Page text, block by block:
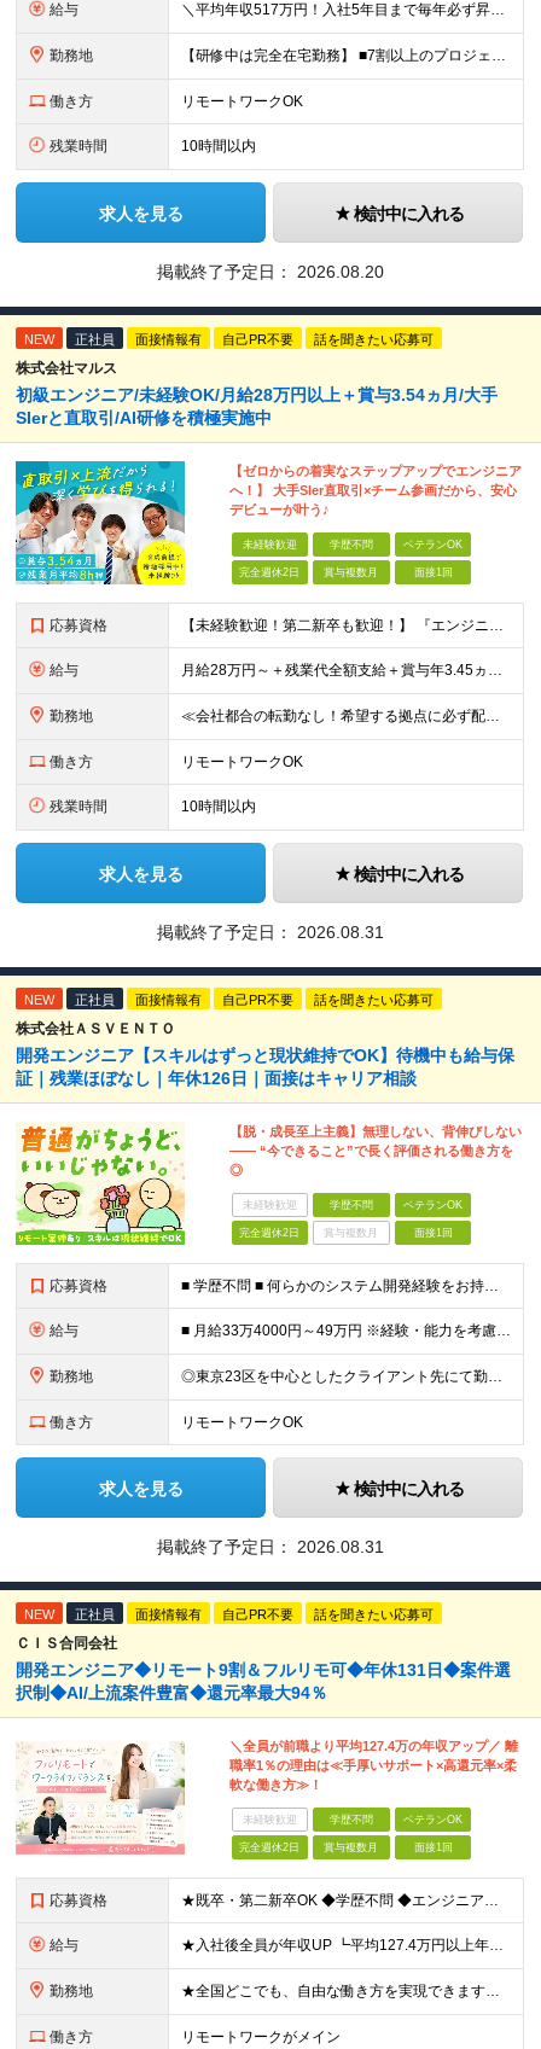
給与 ＼平均年収517万円！入社5年目まで毎年必ず昇給／ ■賞与年3回 ■年収800万円以上も可 ■入社3年以上の平均年収469.2万円 月給23万2000円以上＋賞与年3回＋各種手当 ☆入社5年目まで最
勤務地 【研修中は完全在宅勤務】 ■7割以上のプロジェクトでリモートワークを導入 ■フルリモートもあり ■一都三県のプロジェクト先 ■転居を伴う転勤なし ＜プロジェクト先＞ 東京・神奈川・千葉・埼玉でのプロ
働き方 リモートワークOK
残業時間 10時間以内
求人を見る 検討中に入れる
掲載終了予定日： 2026.08.20
NEW 正社員 面接情報有 自己PR不要 話を聞きたい応募可
株式会社マルス
初級エンジニア/未経験OK/月給28万円以上＋賞与3.54ヵ月/大手
SIerと直取引/AI研修を積極実施中
【ゼロからの着実なステップアップでエンジニア
へ！】 大手SIer直取引×チーム参画だから、安心
デビューが叶う♪
未経験歓迎 学歴不問 ベテランOK
完全週休2日 賞与複数月 面接1回
応募資格 【未経験歓迎！第二新卒も歓迎！】 『エンジニアになりたい』意欲があれば歓迎です！ 以下のような方も尚歓迎です！ ・学生時代に情報系の学部で学んでいた方 ・ITスクールや独学でプログラミングを学んだこ
給与 月給28万円～＋残業代全額支給＋賞与年3.45ヵ月(東京) 月給25万円～＋残業代全額支給＋賞与年3.45ヵ月(新潟・長岡) 入社時想定年収： 392万円～ (東京) 350万円～ (新潟・長岡)
勤務地 ≪会社都合の転勤なし！希望する拠点に必ず配属します。新潟Uターン・Iターン大歓迎！≫ 首都圏(東京、神奈川、千葉、埼玉)または新潟市、長岡市周辺のお客様先または各拠点での勤務となります。 ■東京支社
働き方 リモートワークOK
残業時間 10時間以内
求人を見る 検討中に入れる
掲載終了予定日： 2026.08.31
NEW 正社員 面接情報有 自己PR不要 話を聞きたい応募可
株式会社ＡＳＶＥＮＴＯ
開発エンジニア【スキルはずっと現状維持でOK】待機中も給与保
証｜残業ほぼなし｜年休126日｜面接はキャリア相談
【脱・成長至上主義】無理しない、背伸びしない
―― “今できること”で長く評価される働き方を
◎
未経験歓迎 学歴不問 ベテランOK
完全週休2日 賞与複数月 面接1回
応募資格 ■ 学歴不問 ■ 何らかのシステム開発経験をお持ちの方（言語不問） ※Java、Python、PHPなどのメジャーな言語が使える方は大歓迎です！ ＼こんな方にピッタリの環境です／ ◎「成長しなきゃ」
給与 ■ 月給33万4000円～49万円 ※経験・能力を考慮して優遇します。 ※上記には固定残業代（月30時間分・6万3500円～9万3100円）を含みます。超過分は全額支給。 ※待機期間中全額給与を保証
勤務地 ◎東京23区を中心としたクライアント先にて勤務いただきます（転居を伴う転勤なし） ◎在宅勤務も活用できます ■ 本社 東京都江戸川区南葛西3-5-3-402 (変更の範囲)上記を除く当社関連勤務地
働き方 リモートワークOK
求人を見る 検討中に入れる
掲載終了予定日： 2026.08.31
NEW 正社員 面接情報有 自己PR不要 話を聞きたい応募可
ＣＩＳ合同会社
開発エンジニア◆リモート9割＆フルリモ可◆年休131日◆案件選
択制◆AI/上流案件豊富◆還元率最大94％
＼全員が前職より平均127.4万の年収アップ／ 離
職率1％の理由は≪手厚いサポート×高還元率×柔
軟な働き方≫！
未経験歓迎 学歴不問 ベテランOK
完全週休2日 賞与複数月 面接1回
応募資格 ★既卒・第二新卒OK ◆学歴不問 ◆エンジニアとして実務経験をお持ちの方（1年以上） ★意欲重視の採用です！ 「経歴に自信がない」という方も、"今後挑戦したいこと""スキルアップしたいこと"について
給与 ★入社後全員が年収UP ┗平均127.4万円以上年収UP！ ┗最大390万円UPの実績もあり 月給35万円～100万円＋決算賞与＋各種手当 【 給与イメージ 】 ■経験1年以上…月給35万円～＋決
勤務地 ★全国どこでも、自由な働き方を実現できます！ 全国のプロジェクト先やフルリモート環境での勤務も可能です。 ＼自由度の高い働き方、叶えます／ □フルリモートで働きたい □ハイブリットに働きたい □家庭
働き方 リモートワークがメイン